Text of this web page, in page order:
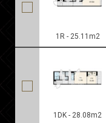
1R - 25.11m2
1DK - 28.08m2